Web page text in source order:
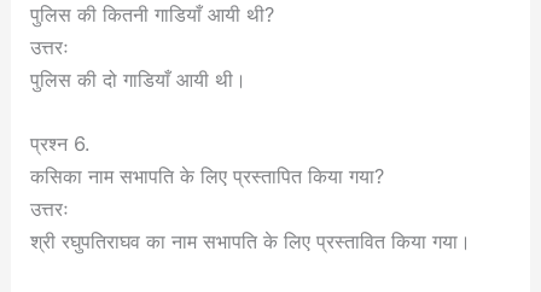
पुलिस की कितनी गाडियाँ आयी थी?
उत्तरः
पुलिस की दो गाडियाँ आयी थी।
प्रश्न 6.
कसिका नाम सभापति के लिए प्रस्तापित किया गया?
उत्तरः
श्री रघुपतिराघव का नाम सभापति के लिए प्रस्तावित किया गया।